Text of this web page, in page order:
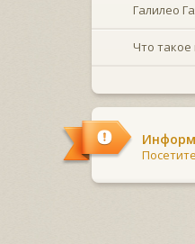
Галилео
Что такое